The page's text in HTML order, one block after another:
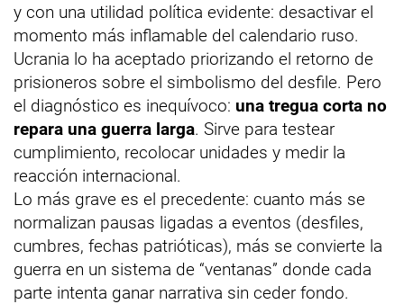
y con una utilidad política evidente: desactivar el
momento más inflamable del calendario ruso.
Ucrania lo ha aceptado priorizando el retorno de
prisioneros sobre el simbolismo del desfile. Pero
el diagnóstico es inequívoco: una tregua corta no
repara una guerra larga. Sirve para testear
cumplimiento, recolocar unidades y medir la
reacción internacional.
Lo más grave es el precedente: cuanto más se
normalizan pausas ligadas a eventos (desfiles,
cumbres, fechas patrióticas), más se convierte la
guerra en un sistema de “ventanas” donde cada
parte intenta ganar narrativa sin ceder fondo.